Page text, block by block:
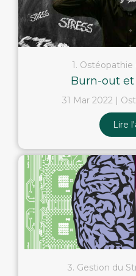
1.
Burn-out
31 Mar 2022
Lire
3. Gestion du